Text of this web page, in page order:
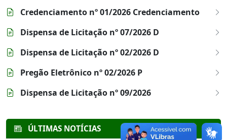
Credenciamento nº 01/2026 Credenciamento
Dispensa de Licitação nº 07/2026 D
Dispensa de Licitação nº 02/2026 D
Pregão Eletrônico nº 02/2026 P
Dispensa de Licitação nº 09/2026
ÚLTIMAS NOTÍCIAS